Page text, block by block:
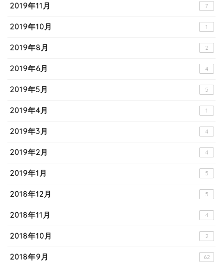
2019年11月 7
2019年10月 1
2019年8月 2
2019年6月 4
2019年5月 5
2019年4月 1
2019年3月 4
2019年2月 4
2019年1月 5
2018年12月 5
2018年11月 4
2018年10月 2
2018年9月 62